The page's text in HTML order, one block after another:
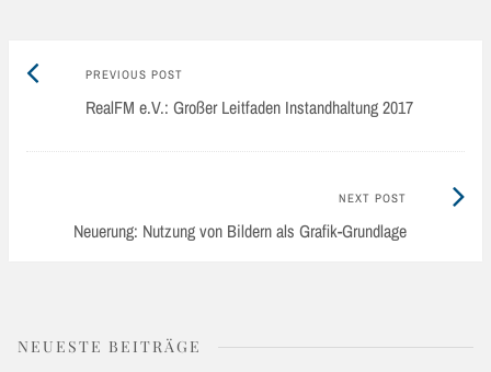
Post
navigation
PREVIOUS POSTPrevious
post:
RealFM e.V.: Großer Leitfaden Instandhaltung 2017
NEXT POST
Neuerung: Nutzung von Bildern als Grafik-Grundlage
NEUESTE BEITRÄGE